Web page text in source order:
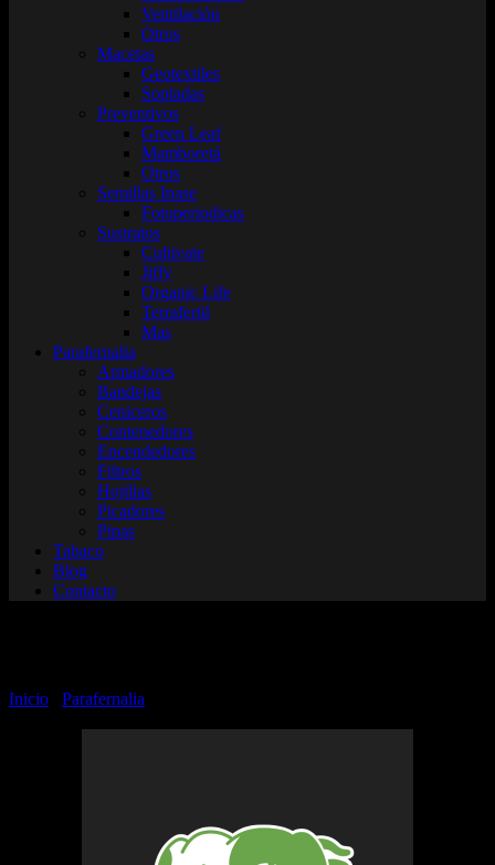
Ventilación
Otros
Macetas
Geotextiles
Sopladas
Preventivos
Green Leaf
Mamboretá
Otros
Semillas Inase
Fotoperiodicas
Sustratos
Cultivate
Jiffy
Organic Life
Terrafertil
Mas
Parafernalia
Armadores
Bandejas
Ceniceros
Contenedores
Encendedores
Filtros
Hojillas
Picadores
Pipas
Tabaco
Blog
Contacto
Inicio Parafernalia